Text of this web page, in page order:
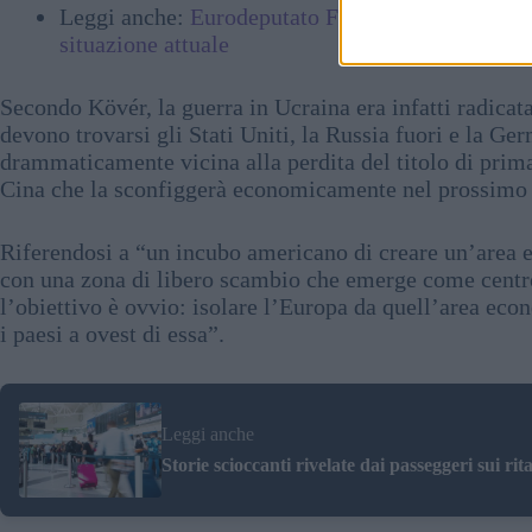
Leggi anche: Eurodeputato Fidesz: gli Stati
situazione attuale
Secondo Kövér, la guerra in Ucraina era infatti
devono trovarsi gli Stati Uniti, la Russia fuori e la
drammaticamente vicina alla perdita del titolo di
Cina che la sconfiggerà economicamente nel
Riferendosi a “un incubo americano di creare
con una zona di libero scambio che emerge come
l’obiettivo è ovvio: isolare l’Europa da quell’area
i paesi a ovest di essa”.
Leggi anche
Storie scioccanti rivelate dai passeggeri sui